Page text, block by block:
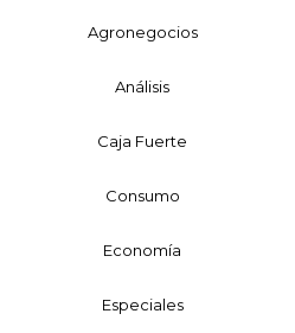
Agronegocios
Análisis
Caja Fuerte
Consumo
Economía
Especiales